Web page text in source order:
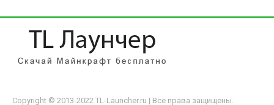
Copyright © 2013-2022 TL-Launcher.ru | Все права защищены.